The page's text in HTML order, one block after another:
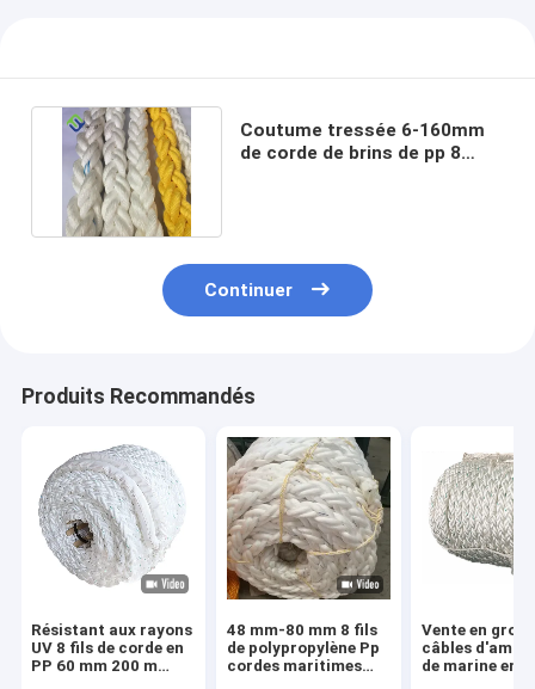
Coutume tressée 6-160mm
de corde de brins de pp 8
Continuer
Produits Recommandés
Résistant aux rayons
UV 8 fils de corde en
PP 60 mm 200 m
48 mm-80 mm 8 fils
de polypropylène Pp
cordes maritimes
Vente en gros
câbles
de marine en